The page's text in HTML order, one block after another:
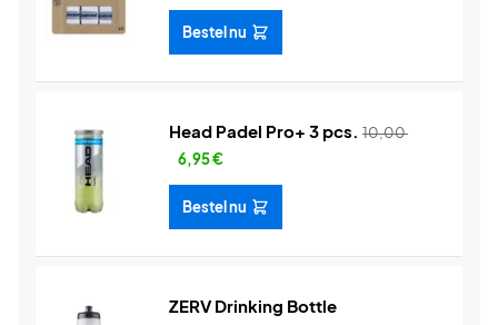
Bestel nu
Head Padel Pro+ 3 pcs. 10,00
6,95€
Bestel nu
ZERV Drinking Bottle